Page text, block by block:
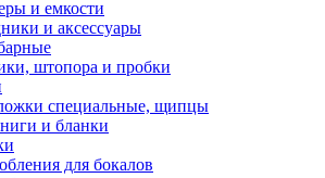
и емкости
и аксессуары
штопора и пробки
специальные, щипцы
и бланки
для бокалов